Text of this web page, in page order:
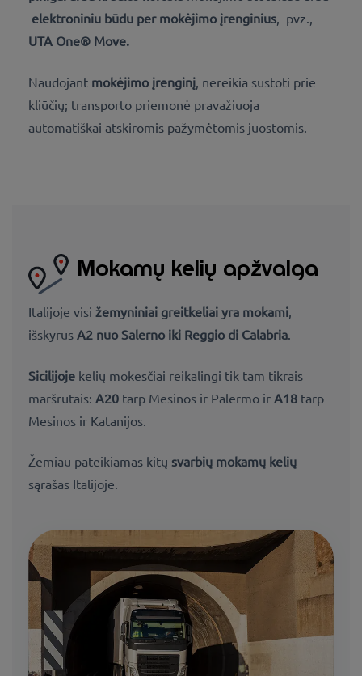
elektroniniu būdu per mokėjimo įrenginius, pvz.,
UTA One® Move.
Naudojant mokėjimo įrenginį , nereikia sustoti prie
kliūčių; transporto priemonė pravažiuoja
automatiškai atskiromis pažymėtomis juostomis.
Mokamų kelių apžvalga
Italijoje visi žemyniniai greitkeliai yra mokami,
išskyrus A2 nuo Salerno iki Reggio di Calabria.
Sicilijoje kelių mokesčiai reikalingi tik tam tikrais
maršrutais: A20 tarp Mesinos ir Palermo ir A18 tarp
Mesinos ir Katanijos.
Žemiau pateikiamas kitų svarbių mokamų kelių
sąrašas Italijoje.